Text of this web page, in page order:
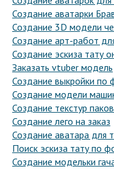
Создание аватарки
Создание 3D модели
Создание арт-работ
Создание эскиза тату
Заказать vtuber модель
Создание выкройки по
Создание модели
Создание текстур
Создание лего на заказ
Создание аватара для
Поиск эскиза тату по
Создание модельки